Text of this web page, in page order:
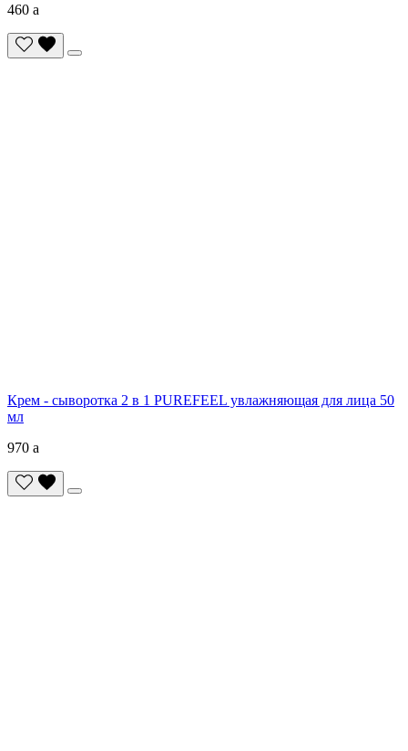
460 a
Крем - сыворотка 2 в 1 PUREFEEL увлажняющая для лица 50
мл
970 a